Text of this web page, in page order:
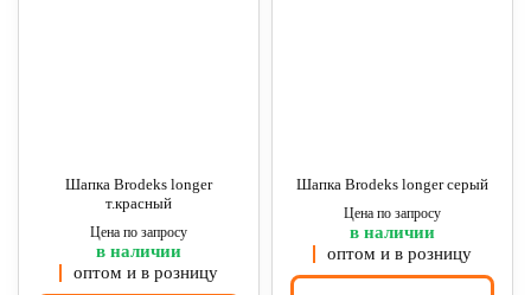
Шапка Brodeks longer
т.красный
Цена по запросу
в наличии
оптом и в розницу
Шапка Brodeks longer серый
Цена по запросу
в наличии
оптом и в розницу